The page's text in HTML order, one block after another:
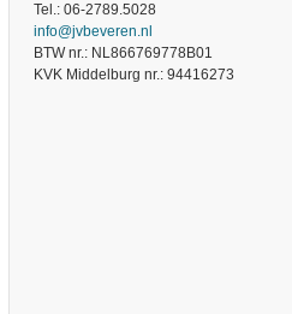
Tel.: 06-2789.5028
info@jvbeveren.nl
BTW nr.: NL866769778B01
KVK Middelburg nr.: 94416273